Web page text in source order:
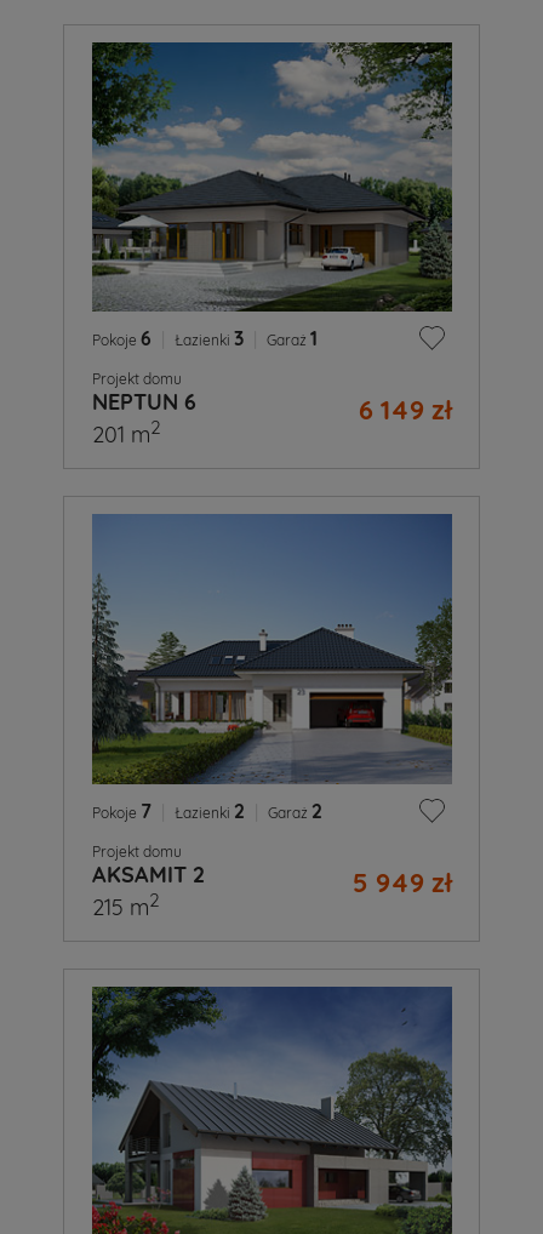
Pokoje 6 Łazienki 3 Garaż 1
Projekt domu
NEPTUN 6 6 149 zł
201 m2
Pokoje 7 Łazienki 2 Garaż 2
Projekt domu
AKSAMIT 2 5 949 zł
215 m2